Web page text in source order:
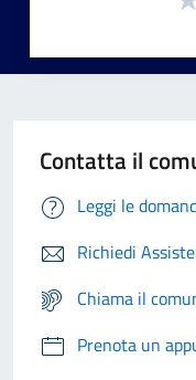
Contatta il
Leggi le
Richiedi
Chiama il
Prenota un